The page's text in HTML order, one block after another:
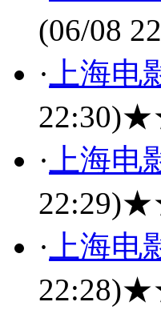
(06/08
· 上海
22:30)
· 上海
22:29)
· 上海
22:28)